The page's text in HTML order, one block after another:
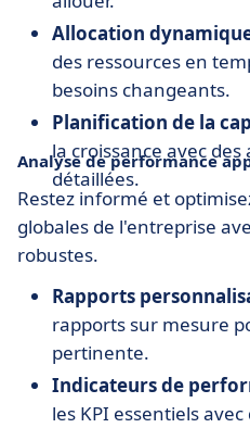
Allocation
des ressources en
besoins changeants.
Planification de la
la croissance avec
détaillées.
Analyse de performance
Restez informé et
globales de l'entreprise
robustes.
Rapports
rapports sur mesure
pertinente.
Indicateurs de
les KPI essentiels